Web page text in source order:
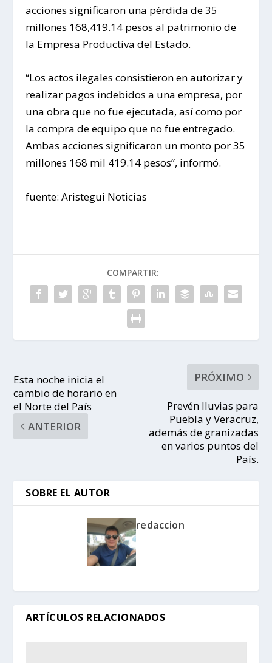
acciones significaron una pérdida de 35
millones 168,419.14 pesos al patrimonio de
la Empresa Productiva del Estado.
“Los actos ilegales consistieron en autorizar y
realizar pagos indebidos a una empresa, por
una obra que no fue ejecutada, así como por
la compra de equipo que no fue entregado.
Ambas acciones significaron un monto por 35
millones 168 mil 419.14 pesos”, informó.
fuente: Aristegui Noticias
COMPARTIR:
Esta noche inicia el
cambio de horario en
el Norte del País
ANTERIOR
PRÓXIMO
Prevén lluvias para
Puebla y Veracruz,
además de granizadas
en varios puntos del
País.
SOBRE EL AUTOR
redaccion
ARTÍCULOS RELACIONADOS